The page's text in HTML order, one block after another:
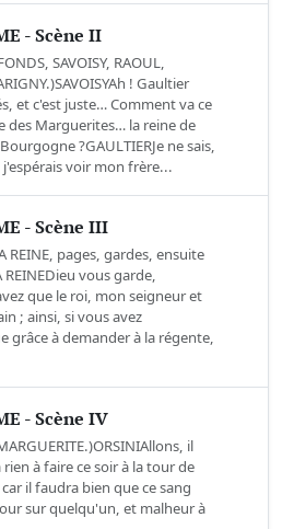
- Scène II
SAVOISY, RAOUL,
! Gaultier
et c'est juste… Comment va ce
des Marguerites… la reine de
?GAULTIERJe ne sais,
voir mon frère...
- Scène III
REINE, pages, gardes, ensuite
REINEDieu vous garde,
que le roi, mon seigneur et
; ainsi, si vous avez
grâce à demander à la régente,
- Scène IV
il
à faire ce soir à la tour de
il faudra bien que ce sang
sur quelqu'un, et malheur à